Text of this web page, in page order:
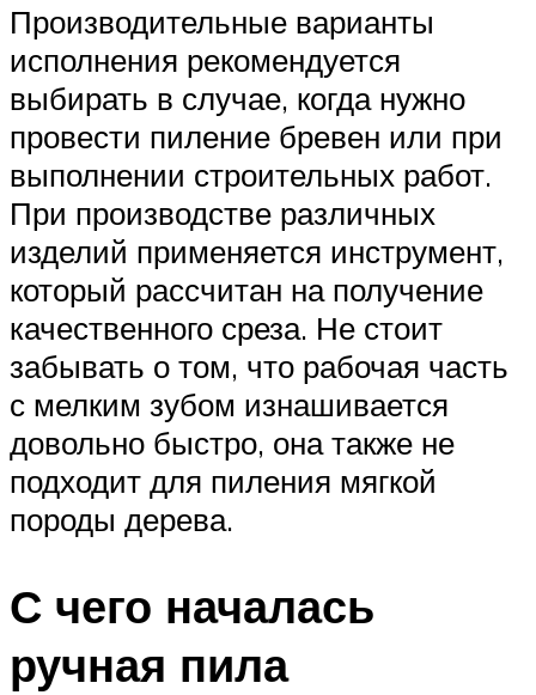
Производительные варианты
исполнения рекомендуется
выбирать в случае, когда нужно
провести пиление бревен или при
выполнении строительных работ.
При производстве различных
изделий применяется инструмент,
который рассчитан на получение
качественного среза. Не стоит
забывать о том, что рабочая часть
с мелким зубом изнашивается
довольно быстро, она также не
подходит для пиления мягкой
породы дерева.
С чего началась
ручная пила